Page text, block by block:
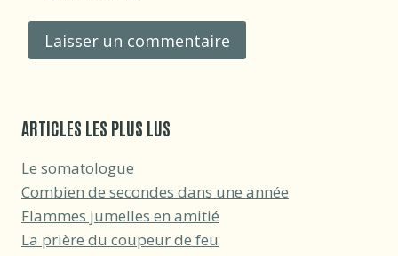
ARTICLES LES PLUS LUS
Le somatologue
Combien de secondes dans une année
Flammes jumelles en amitié
La prière du coupeur de feu